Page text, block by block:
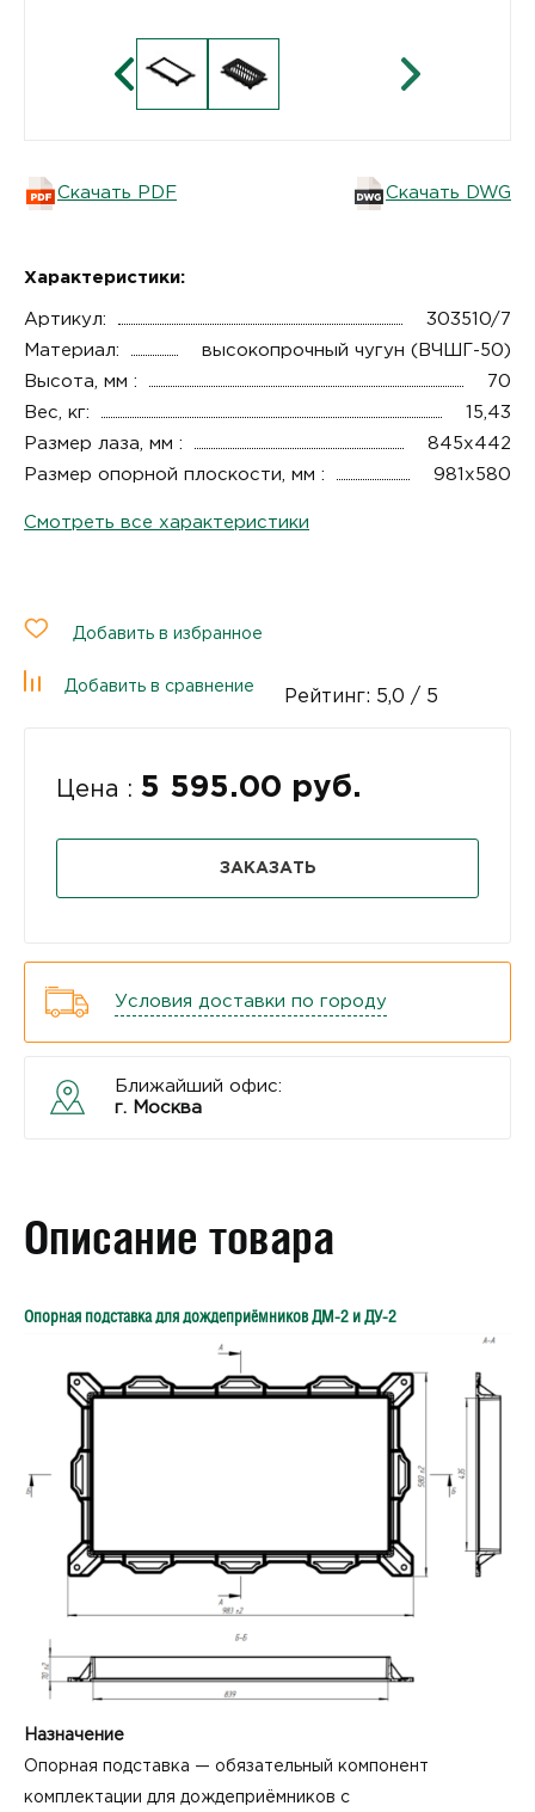
Скачать PDF Скачать DWG
Характеристики:
Артикул:
303510/7
Материал:
высокопрочный чугун (ВЧШГ-50)
Высота, мм :
70
Вес, кг:
15,43
Размер лаза, мм :
845x442
Размер опорной плоскости, мм :
981x580
Смотреть все характеристики
Добавить в избранное
Добавить в сравнение
Рейтинг: 5,0 / 5
Цена : 5 595.00 руб.
ЗАКАЗАТЬ
Условия доставки по городу
Ближайший офис:
г. Москва
Описание товара
Опорная подставка для дождеприёмников ДМ‑2 и ДУ‑2
Назначение
Опорная подставка — обязательный компонент
комплектации для дождеприёмников с